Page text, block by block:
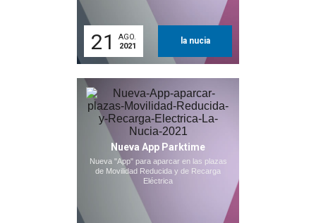
21
AGO.
2021
la nucia
Nueva App Parktime
Nueva "App" para aparcar en las plazas
de Movilidad Reducida y de Recarga
Eléctrica